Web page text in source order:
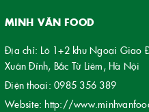
MINH VĂN FOOD
Địa chỉ: Lô 1+2 khu Ngoại Giao
Xuân Đỉnh, Bắc Từ Liêm, Hà Nội
Điện thoại: 0985 356 389
Website:http://